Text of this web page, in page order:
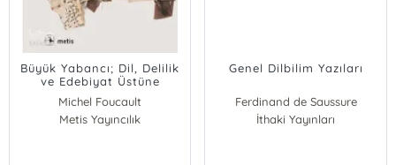
Büyük Yabancı; Dil, Delilik
ve Edebiyat Üstüne
Konuşmalar
Michel Foucault
Metis Yayıncılık
Genel Dilbilim Yazıları
Ferdinand de Saussure
İthaki Yayınları